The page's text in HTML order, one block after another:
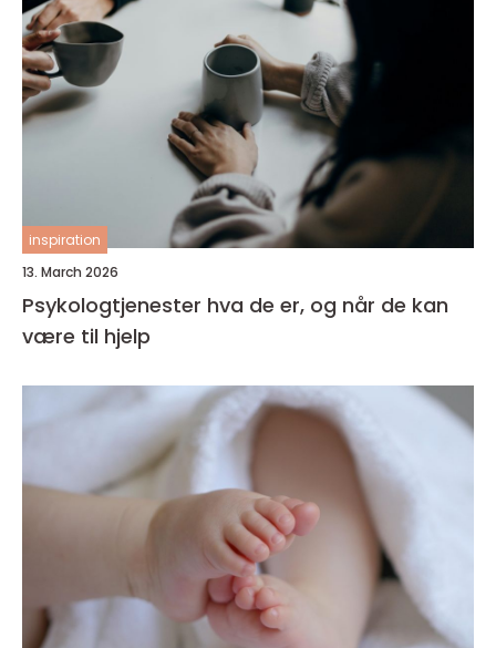
inspiration
13. March 2026
Psykologtjenester hva de er, og når de kan
være til hjelp